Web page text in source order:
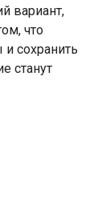
вариант,
что
сохранить
станут